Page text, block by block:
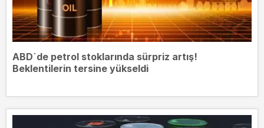
ABD`de petrol stoklarında sürpriz artış!
Beklentilerin tersine yükseldi